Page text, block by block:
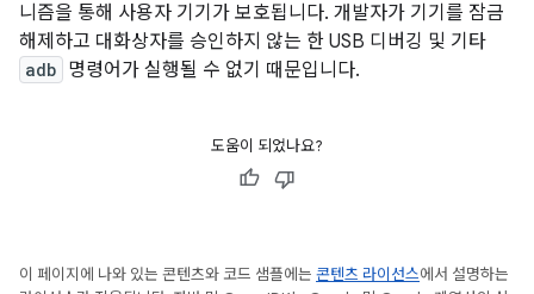
니즘을 통해 사용자 기기가 보호됩니다. 개발자가 기기를 잠금
해제하고 대화상자를 승인하지 않는 한 USB 디버깅 및 기타
adb 명령어가 실행될 수 없기 때문입니다.
도움이 되었나요?
이 페이지에 나와 있는 콘텐츠와 코드 샘플에는 콘텐츠 라이선스에서 설명하는